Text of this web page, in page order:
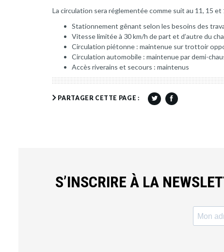
La circulation sera réglementée comme suit au 11, 15 et
Stationnement gênant selon les besoins des
Vitesse limitée à 30 km/h de part et d’autre du
Circulation piétonne : maintenue sur trottoir
Circulation automobile : maintenue par demi-
Accès riverains et secours : maintenus
PARTAGER CETTE PAGE :
S’INSCRIRE À LA